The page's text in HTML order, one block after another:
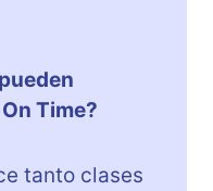
Time?
tanto clases